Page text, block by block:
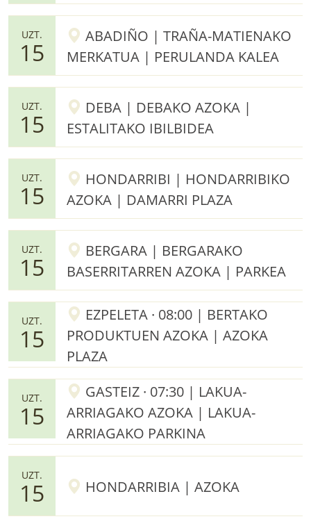
UZT.
15
ABADIÑO | TRAÑA-MATIENAKO
MERKATUA | PERULANDA KALEA
UZT.
15
DEBA | DEBAKO AZOKA |
ESTALITAKO IBILBIDEA
UZT.
15
HONDARRIBI | HONDARRIBIKO
AZOKA | DAMARRI PLAZA
UZT.
15
BERGARA | BERGARAKO
BASERRITARREN AZOKA | PARKEA
UZT.
15
EZPELETA · 08:00 | BERTAKO
PRODUKTUEN AZOKA | AZOKA
PLAZA
UZT.
15
GASTEIZ · 07:30 | LAKUA-
ARRIAGAKO AZOKA | LAKUA-
ARRIAGAKO PARKINA
UZT.
15 HONDARRIBIA | AZOKA